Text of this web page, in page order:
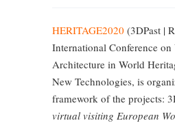
HERITAGE2020 (3DPast |
International Conference on
Architecture in World
New Technologies, is
framework of the projects:
virtual visiting European